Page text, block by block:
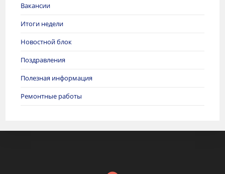
Вакансии
Итоги недели
Новостной блок
Поздравления
Полезная информация
Ремонтные работы